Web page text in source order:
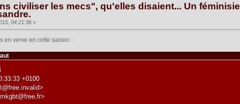
civiliser les mecs", qu'elles disaient... Un
04:21:36 »
en verve en cette saison :
+0100